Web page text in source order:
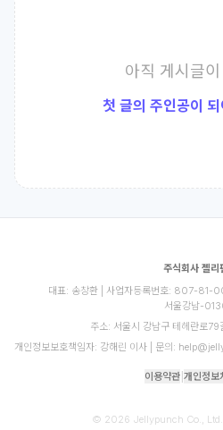
아직 게시글
첫 글의 주인공이
주식회사 젤리
대표: 송창환 | 사업자등록번호: 807-81-
서울강남-
주소: 서울시 강남구 테헤란로
개인정보보호책임자: 강해린 이사 | 문의:
이용약관 개인정보
© 2026 Jellypunch Co., Ltd.